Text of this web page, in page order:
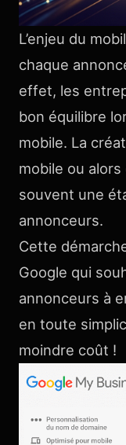
L’enjeu du
chaque
effet, les
bon équilibre
mobile. La
mobile ou alors
souvent une
annonceurs.
Cette
Google qui
annonceurs à
en toute
moindre coût !